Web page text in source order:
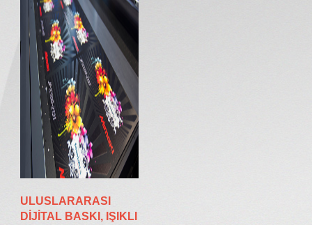
İLETİŞİM
ULUSLARARASI
DİJİTAL BASKI, IŞIKLI